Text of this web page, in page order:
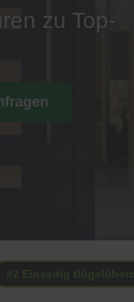
zu Top-
#2 Einseitig